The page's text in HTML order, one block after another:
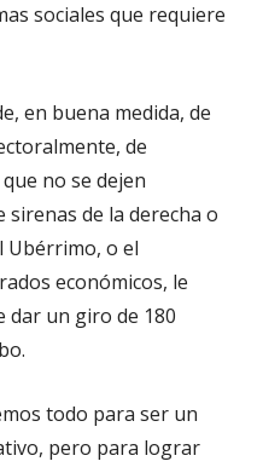
sociales que requiere
en buena medida, de
de
no se dejen
de la derecha o
Ubérrimo, o el
económicos, le
dar un giro de 180
todo para ser un
pero para lograr